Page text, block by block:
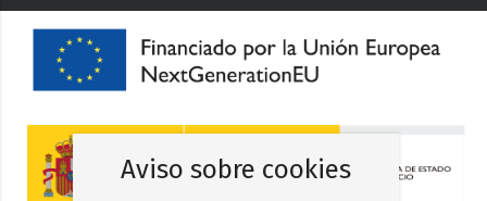
Aviso sobre cookies